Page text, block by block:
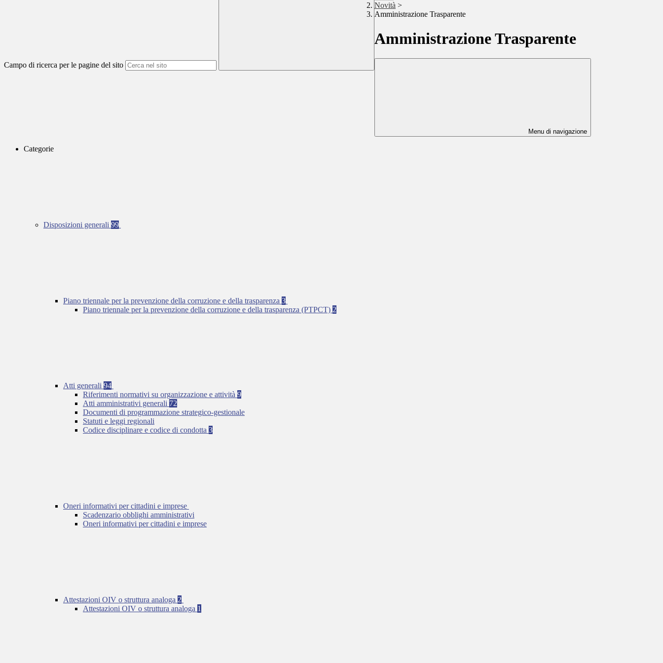
Campo di ricerca per le pagine del sito
Novità >
Amministrazione Trasparente
Amministrazione Trasparente
Menu di navigazione
Categorie
Disposizioni generali 99
Piano triennale per la prevenzione della corruzione e della trasparenza 3
Piano triennale per la prevenzione della corruzione e della trasparenza (PTPCT) 2
Atti generali 94
Riferimenti normativi su organizzazione e attività 9
Atti amministrativi generali 72
Documenti di programmazione strategico-gestionale
Statuti e leggi regionali
Codice disciplinare e codice di condotta 3
Oneri informativi per cittadini e imprese
Scadenzario obblighi amministrativi
Oneri informativi per cittadini e imprese
Attestazioni OIV o struttura analoga 2
Attestazioni OIV o struttura analoga 1